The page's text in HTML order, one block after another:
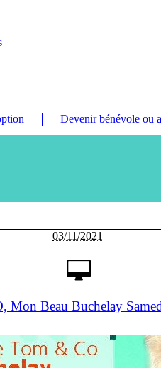
Devenir bénévole ou
03/11/2021
Mon Beau Buchelay